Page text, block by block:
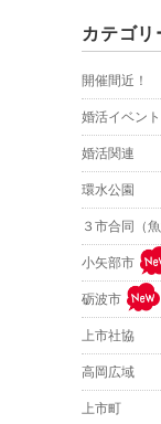
カテゴリ
開催間近！
婚活イベント
婚活関連
環水公園
３市合同（
小矢部市
砺波市
上市社協
高岡広域
上市町